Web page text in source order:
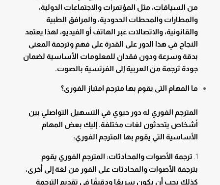
من السياقات، مثل المؤتمرات والاجتماعات الدولية،
والمطارات والمحطات الحدودية، والمرافق الطبية
والقانونية، والاتصالات عبر الهاتف أو الفيديو، لهذا يعتمد
النجاح في هذا الدور على القدرة على فهم وترجمة المعنى
بدقة وسرعة ودون فقدان للمعلومات الأساسية لضمان
جودة ترجمة من العربية إلى الفرنسية بالصوت.
ما المهام التى يقوم بها مترجم امتياز الفورى؟
المترجم الفوري له دور حيوي في التسهيل التواصلي بين
أشخاص يتحدثون لغات مختلفة. إليك بعض المهام
الأساسية التي يقوم بها المترجم الفوري:
ترجمة الأصوات والمحادثات: المترجم الفوري يقوم
بترجمة الأصوات والمحادثات على الفور من لغة إلى أخرى،
كذلك يجب أن يكون سريعًا ودقيقًا في تقديم الترجمة